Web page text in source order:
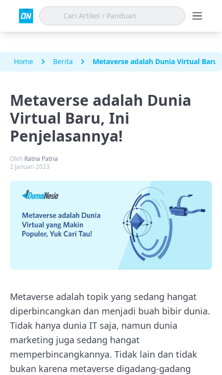
Home Berita Metaverse adalah Dunia Virtual
Metaverse adalah Dunia
Virtual Baru, Ini
Penjelasannya!
Oleh Ratna Patria
2 Januari 2023
Metaverse adalah topik yang sedang hangat
diperbincangkan dan menjadi buah bibir dunia.
Tidak hanya dunia IT saja, namun dunia
marketing juga sedang hangat
memperbincangkannya. Tidak lain dan tidak
bukan karena metaverse digadang-gadang